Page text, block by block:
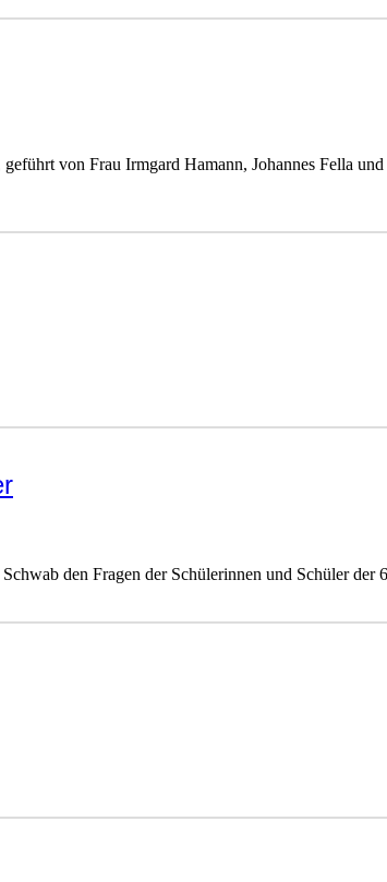
von Frau Irmgard Hamann, Johannes Fella
den Fragen der Schülerinnen und Schüler der